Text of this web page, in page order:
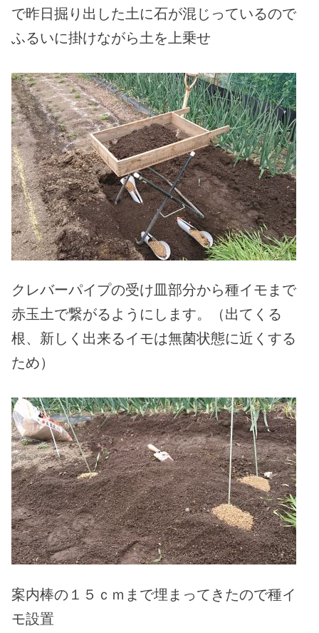
で昨日掘り出した土に石が混じっているので
ふるいに掛けながら土を上乗せ
クレバーパイプの受け皿部分から種イモまで
赤玉土で繋がるようにします。（出てくる
根、新しく出来るイモは無菌状態に近くする
ため）
案内棒の１５ｃｍまで埋まってきたので種イ
モ設置